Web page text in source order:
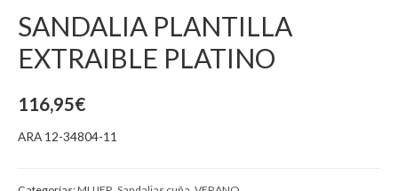
SANDALIA PLANTILLA
EXTRAIBLE PLATINO
116,95€
ARA 12-34804-11